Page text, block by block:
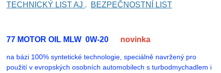
TECHNICKÝ LIST AJ . BEZPEČNOSTNÍ LIST
77 MOTOR OIL MLW 0W-20 novinka
na bázi 100% syntetické technologie, speciálně navržený pro
použití v evropských osobních automobilech s turbodmychadlem i